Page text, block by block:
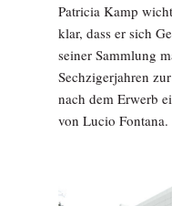
Patricia Kamp
klar, dass er sich
seiner Sammlung
Sechzigerjahren
nach dem Erwerb
von Lucio Fontana.